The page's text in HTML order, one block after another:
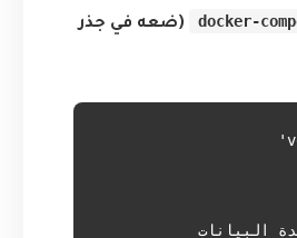
docker-
(ضعه في جذر